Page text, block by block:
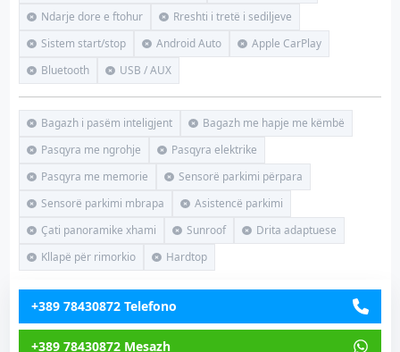
Ndarje dore e ftohur
Rreshti i tretë i sediljeve
Sistem start/stop
Android Auto
Apple CarPlay
Bluetooth
USB / AUX
Bagazh i pasëm inteligjent
Bagazh me hapje me këmbë
Pasqyra me ngrohje
Pasqyra elektrike
Pasqyra me memorie
Sensorë parkimi përpara
Sensorë parkimi mbrapa
Asistencë parkimi
Çati panoramike xhami
Sunroof
Drita adaptuese
Kllapë për rimorkio
Hardtop
+389 78430872 Telefono
+389 78430872 Mesazh